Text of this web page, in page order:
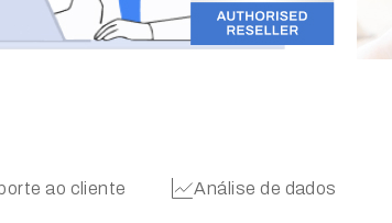
ao cliente
Análise de dados